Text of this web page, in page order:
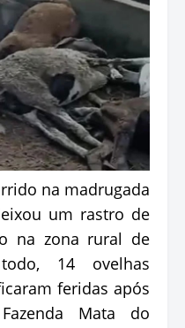
na madrugada
um rastro de
na zona rural de
14 ovelhas
feridas após
Mata do